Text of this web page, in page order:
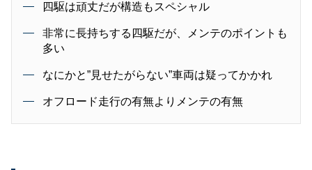
四駆は頑丈だが構造もスペシャル
非常に長持ちする四駆だが、メンテのポイントも
多い
なにかと”見せたがらない”車両は疑ってかかれ
オフロード走行の有無よりメンテの有無